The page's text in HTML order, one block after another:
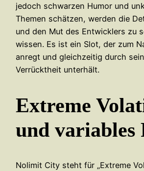
jedoch schwarzen Humor und
Themen schätzen, werden die
und den Mut des Entwicklers zu
wissen. Es ist ein Slot, der zum
anregt und gleichzeitig durch
Verrücktheit unterhält.
Extreme
und variables
Nolimit City steht für „Extreme